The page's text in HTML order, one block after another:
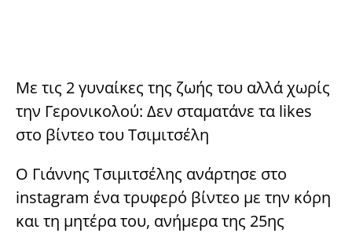
Με τις 2 γυναίκες της ζωής του αλλά χωρίς
την Γερονικολού: Δεν σταματάνε τα likes
στο βίντεο του Τσιμιτσέλη
Ο Γιάννης Τσιμιτσέλης ανάρτησε στο
instagram ένα τρυφερό βίντεο με την κόρη
και τη μητέρα του, ανήμερα της 25ης